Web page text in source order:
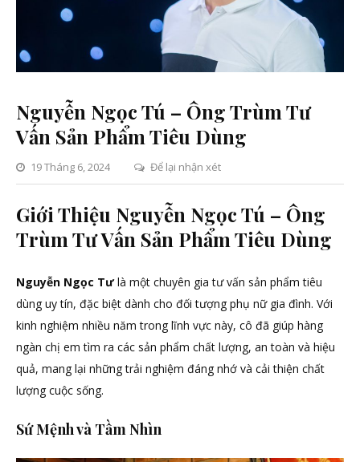
Nguyễn Ngọc Tú – Ông Trùm Tư
Vấn Sản Phẩm Tiêu Dùng
19 Tháng 6, 2024 Để lại nhận xéttrên
Nguyễn
Ngọc
Tú
–
Trùm
Tư
Vấn
Sản
Phẩm
Giới Thiệu Nguyễn Ngọc Tú – Ông
Trùm Tư Vấn Sản Phẩm Tiêu Dùng
Nguyễn Ngọc Tưlà một chuyên gia tư vấn sản phẩm tiêu
dùng uy tín, đặc biệt dành cho đối tượng phụ nữ gia đình. Với
kinh nghiệm nhiều năm trong lĩnh vực này, cô đã giúp hàng
ngàn chị em tìm ra các sản phẩm chất lượng, an toàn và hiệu
quả, mang lại những trải nghiệm đáng nhớ và cải thiện chất
lượng cuộc sống.
Sứ Mệnh và Tầm Nhìn